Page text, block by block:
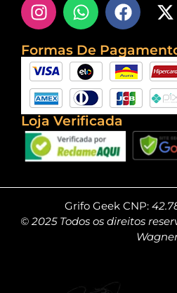
Formas De
Loja Verificada
Grifo Geek CNP:
© 2025 Todos os direitos